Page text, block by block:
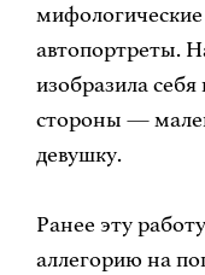
автопортреты.
изобразила
стороны —
девушку.
Ранее эту
аллегорию на